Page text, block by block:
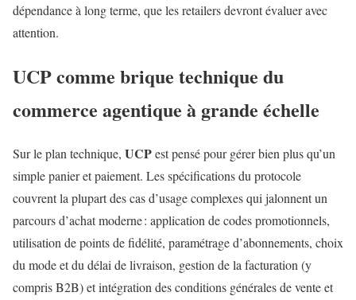
dépendance à long terme, que les retailers devront évaluer avec
attention.
UCPcomme brique technique du
commerce agentique à grande échelle
Sur le plan technique, UCPest pensé pour gérer bien plus qu’un
simple panier et paiement. Les spécifications du protocole
couvrent la plupart des cas d’usage complexes qui jalonnent un
parcours d’achat moderne : application de codes promotionnels,
utilisation de points de fidélité, paramétrage d’abonnements, choix
du mode et du délai de livraison, gestion de la facturation (y
compris B2B) et intégration des conditions générales de vente et